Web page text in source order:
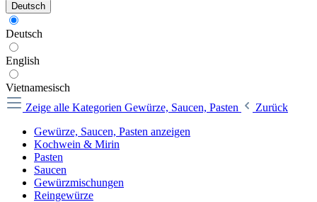
Deutsch
Deutsch
English
Vietnamesisch
Zeige alle Kategorien Gewürze, Saucen, Pasten
Zurück
Gewürze, Saucen, Pasten anzeigen
Kochwein & Mirin
Pasten
Saucen
Gewürzmischungen
Reingewürze